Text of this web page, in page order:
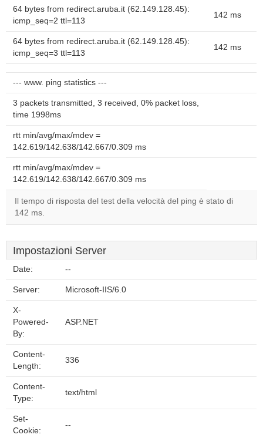
64 bytes from redirect.aruba.it (62.149.128.45):
icmp_seq=2 ttl=113
142 ms
64 bytes from redirect.aruba.it (62.149.128.45):
icmp_seq=3 ttl=113
142 ms
--- www. ping statistics ---
3 packets transmitted, 3 received, 0% packet loss,
time 1998ms
rtt min/avg/max/mdev =
142.619/142.638/142.667/0.309 ms
rtt min/avg/max/mdev =
142.619/142.638/142.667/0.309 ms
Il tempo di risposta del test della velocità del ping è stato di
142 ms.
Impostazioni Server
Date: --
Server: Microsoft-IIS/6.0
X-
Powered-
By:
ASP.NET
Content-
Length:
336
Content-
Type:
text/html
Set-
Cookie:
--